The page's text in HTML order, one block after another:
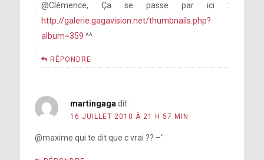
@Clémence, Ça se passe par ici :
http://galerie.gagavision.net/thumbnails.php?
album=359 ^^
RÉPONDRE
martingaga dit :
16 JUILLET 2010 À 21 H 57 MIN
@maxime qui te dit que c vrai ?? –‘